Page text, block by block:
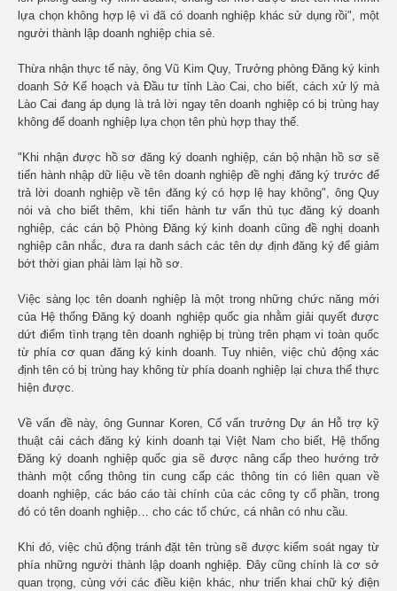
lựa chọn không hợp lệ vì đã có doanh nghiệp khác sử dụng rồi", một
người thành lập doanh nghiệp chia sẻ.
Thừa nhận thực tế này, ông Vũ Kim Quy, Trưởng phòng Đăng ký kinh
doanh Sở Kế hoạch và Đầu tư tỉnh Lào Cai, cho biết, cách xử lý mà
Lào Cai đang áp dụng là trả lời ngay tên doanh nghiệp có bị trùng hay
không để doanh nghiệp lựa chọn tên phù hợp thay thế.
"Khi nhận được hồ sơ đăng ký doanh nghiệp, cán bộ nhận hồ sơ sẽ
tiến hành nhập dữ liệu về tên doanh nghiệp đề nghị đăng ký trước để
trả lời doanh nghiệp về tên đăng ký có hợp lệ hay không", ông Quy
nói và cho biết thêm, khi tiến hành tư vấn thủ tục đăng ký doanh
nghiệp, các cán bộ Phòng Đăng ký kinh doanh cũng đề nghị doanh
nghiệp cân nhắc, đưa ra danh sách các tên dự định đăng ký để giảm
bớt thời gian phải làm lại hồ sơ.
Việc sàng lọc tên doanh nghiệp là một trong những chức năng mới
của Hệ thống Đăng ký doanh nghiệp quốc gia nhằm giải quyết được
dứt điểm tình trạng tên doanh nghiệp bị trùng trên phạm vi toàn quốc
từ phía cơ quan đăng ký kinh doanh. Tuy nhiên, việc chủ động xác
định tên có bị trùng hay không từ phía doanh nghiệp lại chưa thể thực
hiện được.
Về vấn đề này, ông Gunnar Koren, Cố vấn trưởng Dự án Hỗ trợ kỹ
thuật cải cách đăng ký kinh doanh tại Việt Nam cho biết, Hệ thống
Đăng ký doanh nghiệp quốc gia sẽ được nâng cấp theo hướng trở
thành một cổng thông tin cung cấp các thông tin có liên quan về
doanh nghiệp, các báo cáo tài chính của các công ty cổ phần, trong
đó có tên doanh nghiệp… cho các tổ chức, cá nhân có nhu cầu.
Khi đó, việc chủ động tránh đặt tên trùng sẽ được kiểm soát ngay từ
phía những người thành lập doanh nghiệp. Đây cũng chính là cơ sở
quan trọng, cùng với các điều kiện khác, như triển khai chữ ký điện